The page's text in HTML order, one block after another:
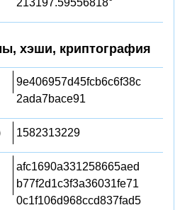
хэши, криптография
9e406957d45fcb6c6f38c
2ada7bace91
1582313229
afc1690a331258665aed
b77f2d1c3f3a36031fe71
0c1f106d968ccd837fad5